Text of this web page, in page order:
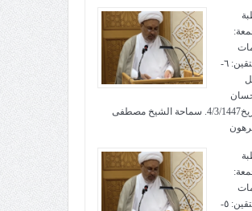
المتقين: ٦-
بتاريخ4/3/1447. سماحة الشيخ مصطفى
المتقين: ٥-